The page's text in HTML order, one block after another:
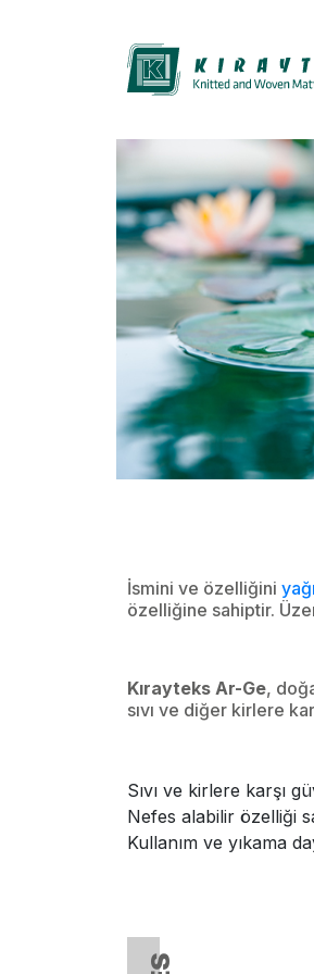
İsmini ve özelliğini
özelliğine sahiptir.
Kırayteks Ar-Ge,
sıvı ve diğer kirlere
Sıvı ve kirlere karşı
Nefes alabilir özelliği
Kullanım ve yıkama